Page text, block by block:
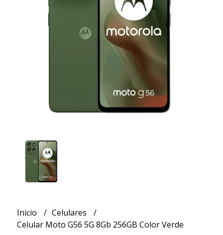
Inicio
Celulares
Celular Moto G56 5G 8Gb 256GB Color Verde